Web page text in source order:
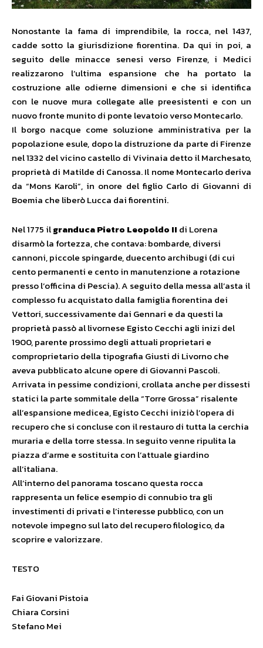
Nonostante la fama di imprendibile, la rocca, nel 1437,
cadde sotto la giurisdizione fiorentina. Da qui in poi, a
seguito delle minacce senesi verso Firenze, i Medici
realizzarono l’ultima espansione che ha portato la
costruzione alle odierne dimensioni e che si identifica
con le nuove mura collegate alle preesistenti e con un
nuovo fronte munito di ponte levatoio verso Montecarlo.
Il borgo nacque come soluzione amministrativa per la
popolazione esule, dopo la distruzione da parte di Firenze
nel 1332 del vicino castello di Vivinaia detto il Marchesato,
proprietà di Matilde di Canossa. Il nome Montecarlo deriva
da “Mons Karoli”, in onore del figlio Carlo di Giovanni di
Boemia che liberò Lucca dai fiorentini.
Nel 1775 ilgranduca Pietro Leopoldo II di Lorena
disarmò la fortezza, che contava: bombarde, diversi
cannoni, piccole spingarde, duecento archibugi (di cui
cento permanenti e cento in manutenzione a rotazione
presso l’officina di Pescia). A seguito della messa all’asta il
complesso fu acquistato dalla famiglia fiorentina dei
Vettori, successivamente dai Gennari e da questi la
proprietà passò al livornese Egisto Cecchi agli inizi del
1900, parente prossimo degli attuali proprietari e
comproprietario della tipografia Giusti di Livorno che
aveva pubblicato alcune opere di Giovanni Pascoli.
Arrivata in pessime condizioni, crollata anche per dissesti
statici la parte sommitale della “Torre Grossa” risalente
all’espansione medicea, Egisto Cecchi iniziò l’opera di
recupero che si concluse con il restauro di tutta la cerchia
muraria e della torre stessa. In seguito venne ripulita la
piazza d’arme e sostituita con l’attuale giardino
all’italiana.
All’interno del panorama toscano questa rocca
rappresenta un felice esempio di connubio tra gli
investimenti di privati e l’interesse pubblico, con un
notevole impegno sul lato del recupero filologico, da
scoprire e valorizzare.
TESTO
Fai Giovani Pistoia
Chiara Corsini
Stefano Mei